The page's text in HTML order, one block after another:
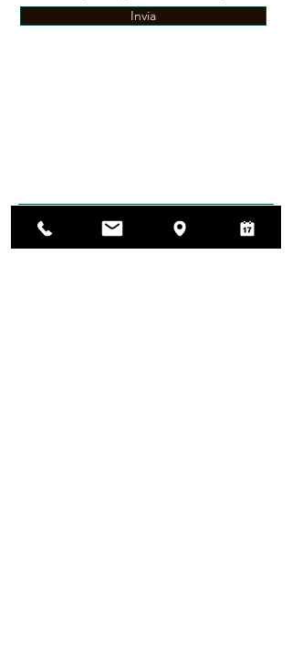
Invia